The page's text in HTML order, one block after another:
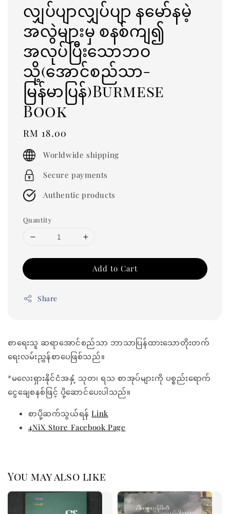
လျှပ်ပျာလျှပ်ပျာ နမော်နမဲ့
အလွဲများမှ စနစ်ကျ၍
အလုပ်ပြီးသောဘဝ
သို့(အောင်စည်သာ-
မြန်မာပြန်)Burmese
Book
Regular
price
RM 18.00
Worldwide shipping
Secure payments
Authentic products
Quantity
Add to Cart
Share
စာရေးသူ ဆရာအောင်စည်သာ ဘာသာပြန်ထားသောတိုးတက်
ရေးလမ်းညွှန်စာပေဖြစ်သည်။
*မလေးရှားနိုင်ငံအနှံ့ သုတ၊ ရသ စာအုပ်များကို ပစ္စည်းရောက်
ငွေချေစနစ်ဖြင့် ပို့ဆောင်ပေးပါသည်။
စာပို့ဆက်သွယ်ရန်Link
4NiX Store Facebook Page
You may also like